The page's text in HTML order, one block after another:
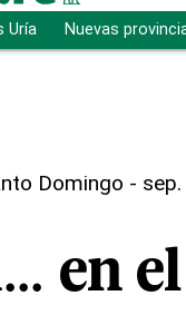
Uría Nuevas
Domingo -
en